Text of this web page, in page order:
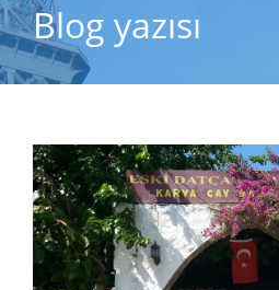
Blog yazısı